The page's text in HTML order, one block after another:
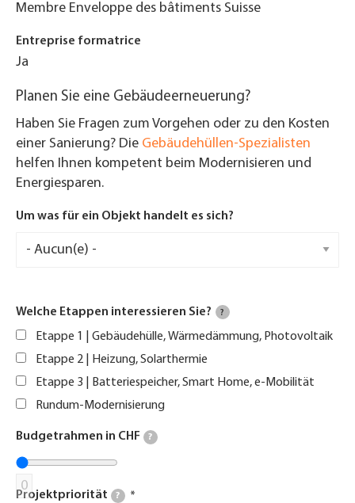
Membre Enveloppe des bâtiments Suisse
Entreprise formatrice
Ja
Planen Sie eine Gebäudeerneuerung?
Haben Sie Fragen zum Vorgehen oder zu den Kosten
einer Sanierung? Die Gebäudehüllen-Spezialisten
helfen Ihnen kompetent beim Modernisieren und
Energiesparen.
Um was für ein Objekt handelt es sich?
Welche Etappen interessieren Sie? ?
Etappe 1 | Gebäudehülle, Wärmedämmung, Photovoltaik
Etappe 2 | Heizung, Solarthermie
Etappe 3 | Batteriespeicher, Smart Home, e-Mobilität
Rundum-Modernisierung
Budgetrahmen in CHF ?
0
Projektpriorität ?